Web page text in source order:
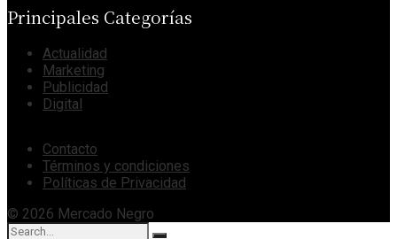
Principales Categorías
Actualidad
Marketing
Publicidad
Digital
Contacto
Términos y condiciones
Políticas de Privacidad
© 2026 Mercado Negro